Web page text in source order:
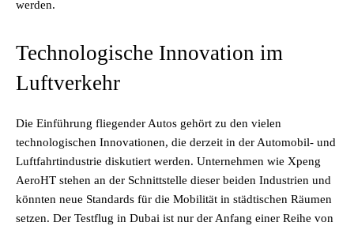
werden.
Technologische Innovation im
Luftverkehr
Die Einführung fliegender Autos gehört zu den vielen
technologischen Innovationen, die derzeit in der Automobil- und
Luftfahrtindustrie diskutiert werden. Unternehmen wie Xpeng
AeroHT stehen an der Schnittstelle dieser beiden Industrien und
könnten neue Standards für die Mobilität in städtischen Räumen
setzen. Der Testflug in Dubai ist nur der Anfang einer Reihe von